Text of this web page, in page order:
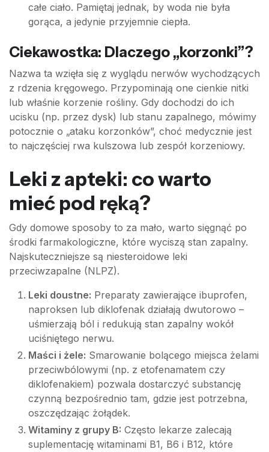
całe ciało. Pamiętaj jednak, by woda nie była
gorąca, a jedynie przyjemnie ciepła.
Ciekawostka: Dlaczego „korzonki”?
Nazwa ta wzięła się z wyglądu nerwów wychodzących
z rdzenia kręgowego. Przypominają one cienkie nitki
lub właśnie korzenie rośliny. Gdy dochodzi do ich
ucisku (np. przez dysk) lub stanu zapalnego, mówimy
potocznie o „ataku korzonków”, choć medycznie jest
to najczęściej rwa kulszowa lub zespół korzeniowy.
Leki z apteki: co warto
mieć pod ręką?
Gdy domowe sposoby to za mało, warto sięgnąć po
środki farmakologiczne, które wyciszą stan zapalny.
Najskuteczniejsze są niesteroidowe leki
przeciwzapalne (NLPZ).
Leki doustne: Preparaty zawierające ibuprofen,
naproksen lub diklofenak działają dwutorowo –
uśmierzają ból i redukują stan zapalny wokół
uciśniętego nerwu.
Maści i żele: Smarowanie bolącego miejsca żelami
przeciwbólowymi (np. z etofenamatem czy
diklofenakiem) pozwala dostarczyć substancję
czynną bezpośrednio tam, gdzie jest potrzebna,
oszczędzając żołądek.
Witaminy z grupy B: Często lekarze zalecają
suplementację witaminami B1, B6 i B12, które